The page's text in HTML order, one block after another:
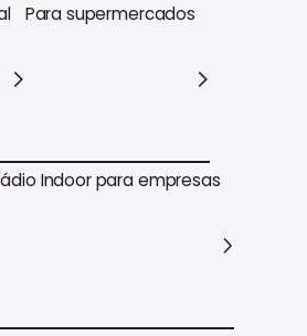
Para supermercados
Para supermercados
Indoor para empresas